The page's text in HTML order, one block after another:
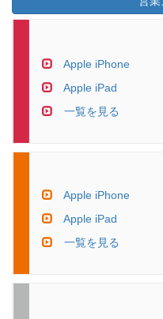
Apple iPhone
Apple iPad
一覧を見る
Apple iPhone
Apple iPad
一覧を見る